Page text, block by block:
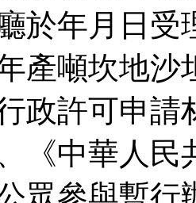
於年月日受
產噸坎地沙
政許可申請
《中華人民
眾參與暫行